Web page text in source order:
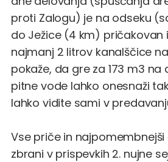
proti Zalogu) je na odseku
do Ježice (4 km) pričakovan
najmanj 2 litrov kanalščice
pokaže, da gre za 173 m3 na
pitne vode lahko onesnaži
lahko vidite sami v
Vse priče in
zbrani v prispevkih 2. nujne